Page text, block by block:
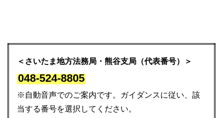
＜さいたま地方法務局・熊谷支局（代表番号）＞
048-524-8805
※自動音声でのご案内です。ガイダンスに従い、該
当する番号を選択してください。